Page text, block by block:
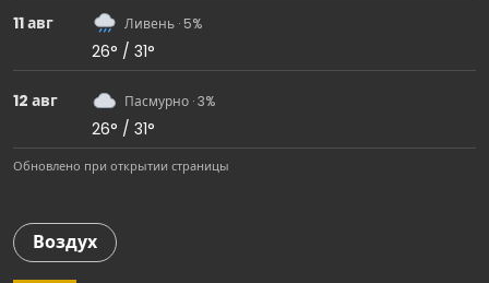
11 авг Ливень · 5%
26° / 31°
12 авг Пасмурно · 3%
26° / 31°
Обновлено при открытии страницы
Воздух